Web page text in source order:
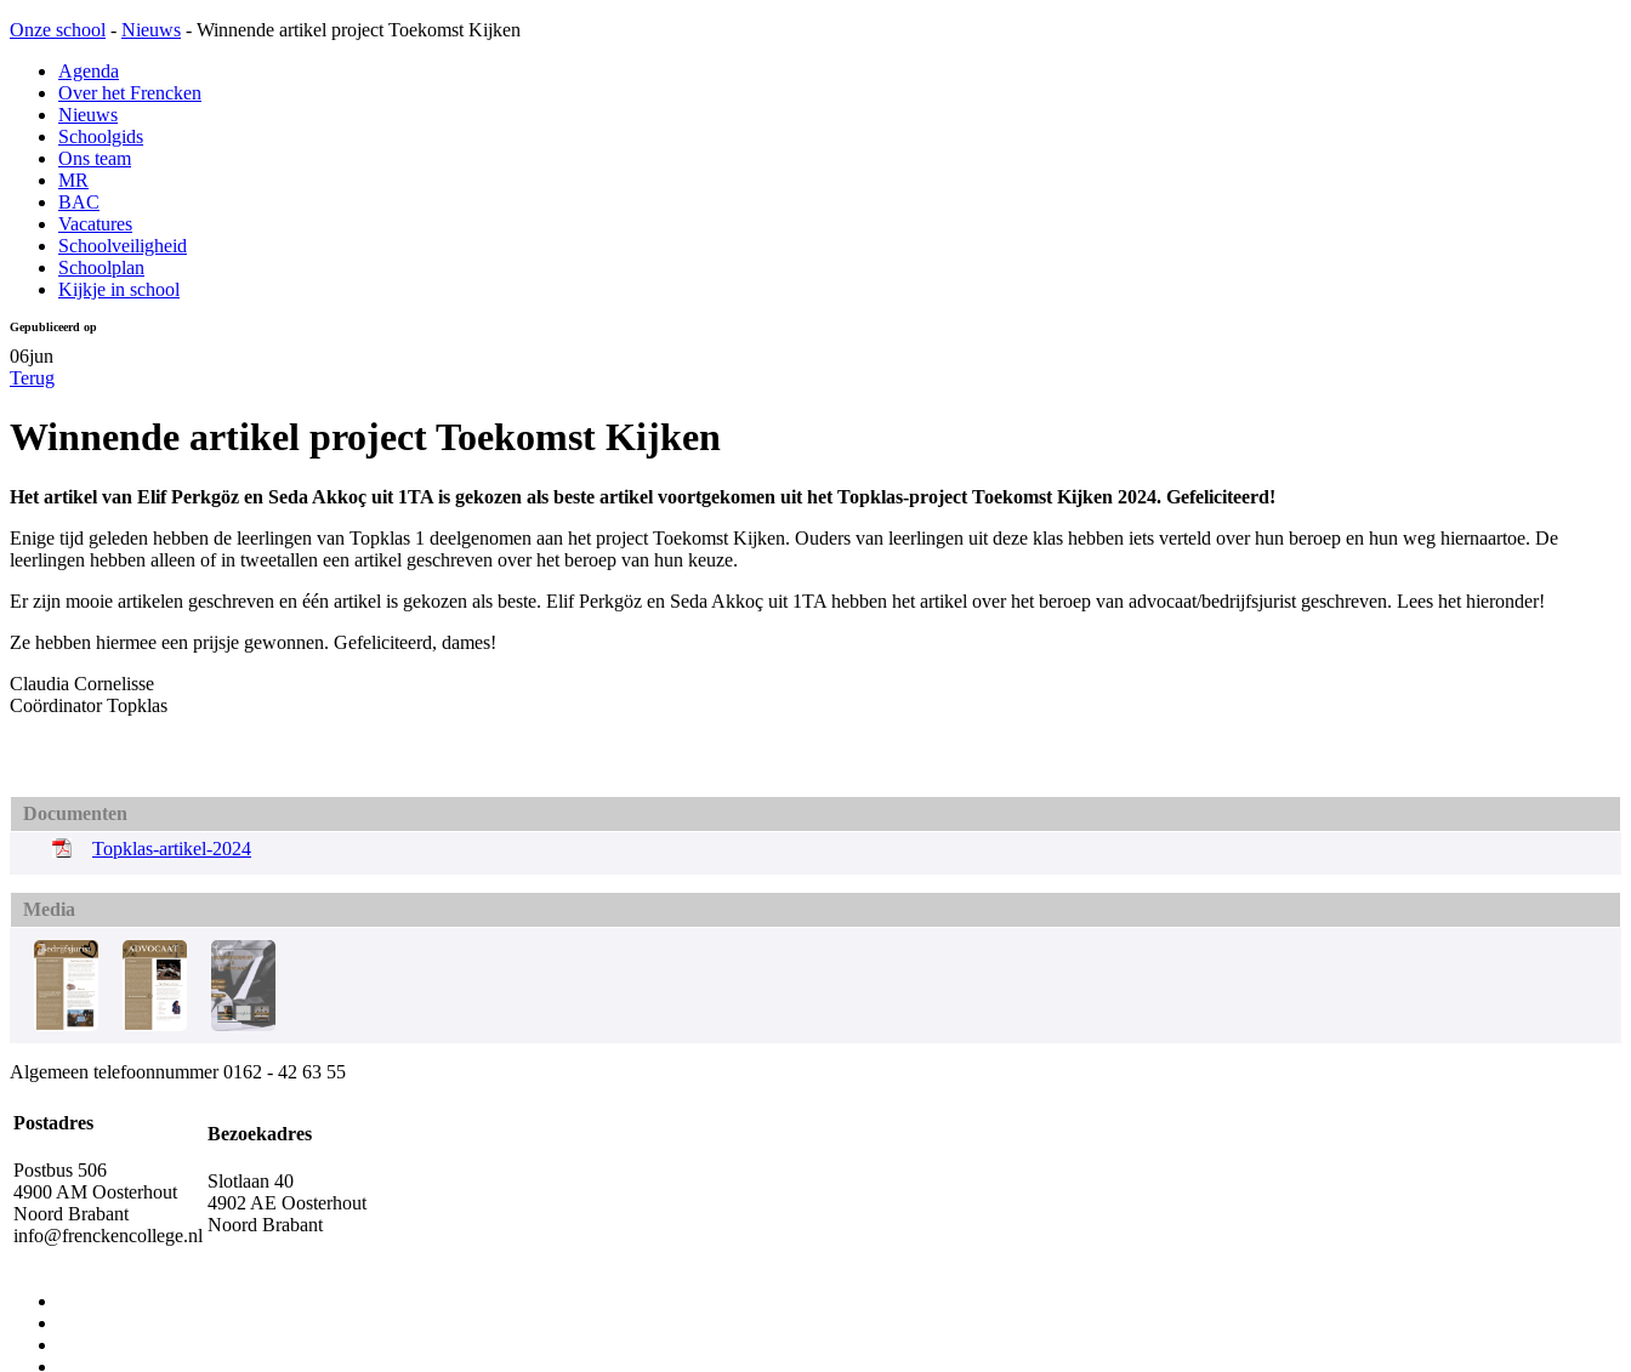
Onze school - Nieuws - Winnende artikel project Toekomst Kijken
Agenda
Over het Frencken
Nieuws
Schoolgids
Ons team
MR
BAC
Vacatures
Schoolveiligheid
Schoolplan
Kijkje in school
Gepubliceerd op
06jun
Terug
Winnende artikel project Toekomst Kijken
Het artikel van Elif Perkgöz en Seda Akkoç uit 1TA is gekozen als beste artikel voortgekomen uit het Topklas-project Toekomst Kijken 2024. Gefeliciteerd!
Enige tijd geleden hebben de leerlingen van Topklas 1 deelgenomen aan het project Toekomst Kijken. Ouders van leerlingen uit deze klas hebben iets verteld over hun beroep en hun weg hiernaartoe. De
leerlingen hebben alleen of in tweetallen een artikel geschreven over het beroep van hun keuze.
Er zijn mooie artikelen geschreven en één artikel is gekozen als beste. Elif Perkgöz en Seda Akkoç uit 1TA hebben het artikel over het beroep van advocaat/bedrijfsjurist geschreven. Lees het hieronder!
Ze hebben hiermee een prijsje gewonnen. Gefeliciteerd, dames!
Claudia Cornelisse
Coördinator Topklas
Documenten
Topklas-artikel-2024
Media
Algemeen telefoonnummer0162 - 42 63 55
Postadres
Postbus 506
4900 AM Oosterhout
Noord Brabant
info@frenckencollege.nl
Bezoekadres
Slotlaan 40
4902 AE Oosterhout
Noord Brabant